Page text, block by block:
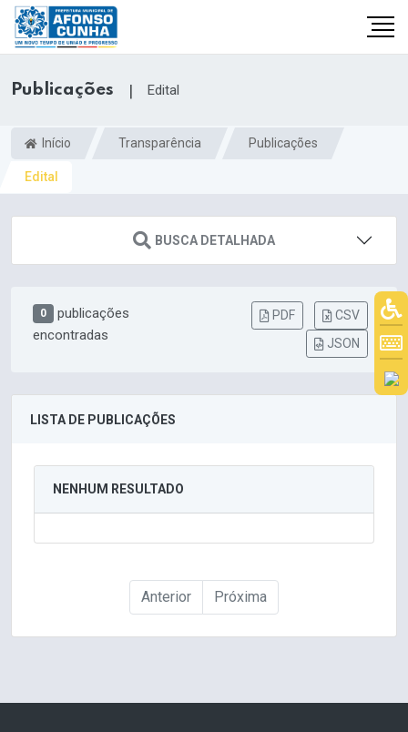
Publicações | Edital
Início Transparência Publicações
Edital
BUSCA DETALHADA
0
publicações
encontradas
PDF
CSV
JSON
LISTA DE PUBLICAÇÕES
NENHUM RESULTADO
Anterior Próxima